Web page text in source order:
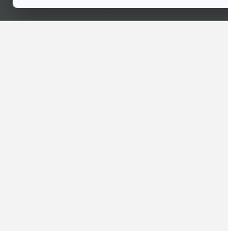
Ⓒ 2020 องค์การกระจายเสียงและแพร่ภาพสาธารณะแห่งประเทศไทย